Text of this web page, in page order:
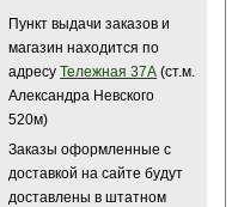
Пункт выдачи заказов и
магазин находится по
адресу Тележная 37А (ст.м.
Александра Невского
520м)
Заказы оформленные с
доставкой на сайте будут
доставлены в штатном